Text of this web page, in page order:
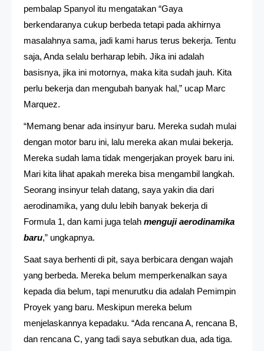
pembalap Spanyol itu mengatakan “Gaya
berkendaranya cukup berbeda tetapi pada akhirnya
masalahnya sama, jadi kami harus terus bekerja. Tentu
saja, Anda selalu berharap lebih. Jika ini adalah
basisnya, jika ini motornya, maka kita sudah jauh. Kita
perlu bekerja dan mengubah banyak hal,” ucap Marc
Marquez.
“Memang benar ada insinyur baru. Mereka sudah mulai
dengan motor baru ini, lalu mereka akan mulai bekerja.
Mereka sudah lama tidak mengerjakan proyek baru ini.
Mari kita lihat apakah mereka bisa mengambil langkah.
Seorang insinyur telah datang, saya yakin dia dari
aerodinamika, yang dulu lebih banyak bekerja di
Formula 1, dan kami juga telah menguji aerodinamika
baru,” ungkapnya.
Saat saya berhenti di pit, saya berbicara dengan wajah
yang berbeda. Mereka belum memperkenalkan saya
kepada dia belum, tapi menurutku dia adalah Pemimpin
Proyek yang baru. Meskipun mereka belum
menjelaskannya kepadaku. “Ada rencana A, rencana B,
dan rencana C, yang tadi saya sebutkan dua, ada tiga.